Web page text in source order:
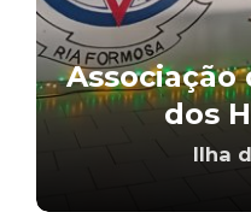
Associação
dos
Ilha